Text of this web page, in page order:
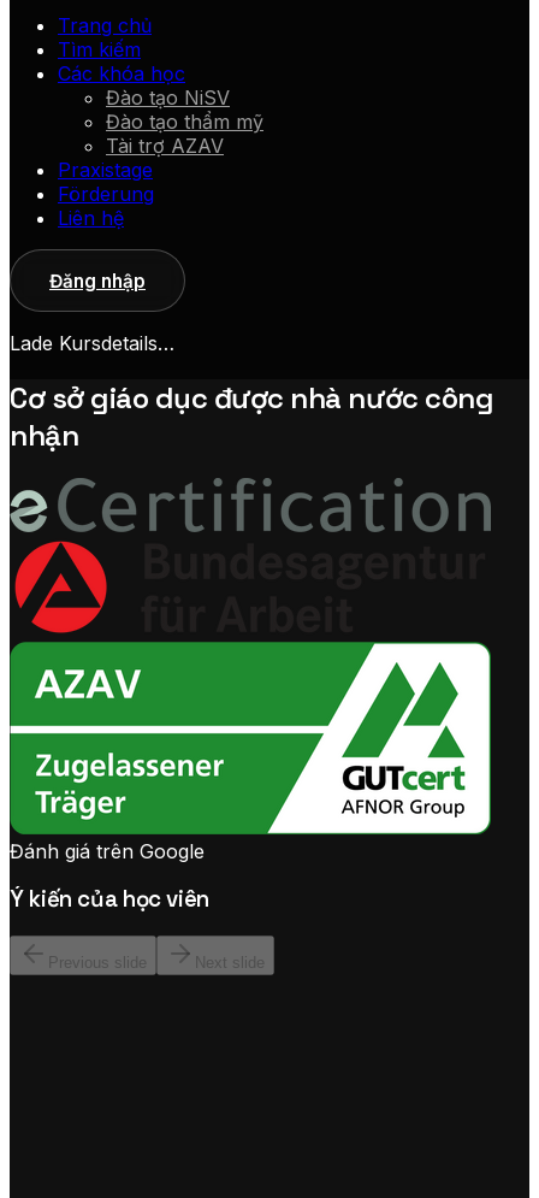
Trang chủ
Tìm kiếm
Các khóa học
Đào tạo NiSV
Đào tạo thẩm mỹ
Tài trợ AZAV
Praxistage
Förderung
Liên hệ
Đăng nhập
Lade Kursdetails…
Cơ sở giáo dục được nhà nước công
nhận
Đánh giá trên Google
Ý kiến của học viên
Previous slide Next slide